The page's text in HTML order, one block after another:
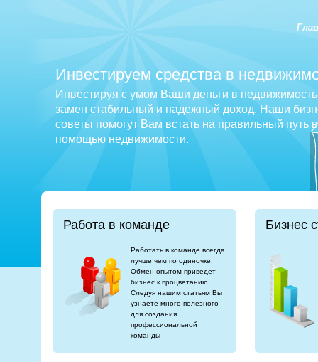
Инвестируем средства в
Инвестируя с умом Ваши деньги в
замен стабильный и надежный доход. Наши
советы помогут Вам встать на правильный путь
помощью недвижимости.
Работа в команде
Работать в команде всегда
лучше чем по одиночке.
Обмен опытом приведет
бизнес к процветанию.
Следуя нашим статьям Вы
узнаете много полезного
для создания
профессиональной
команды
Бизнес